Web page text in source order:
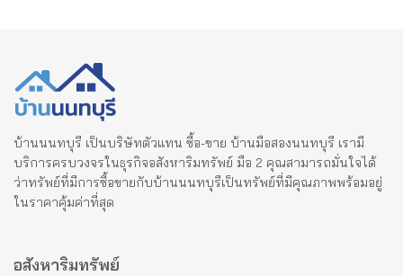
บ้านนนทบุรี เป็นบริษัทตัวแทน ซื้อ-ขาย บ้านมือสองนนทบุรี เรามี
บริการครบวงจรในธุรกิจอสังหาริมทรัพย์ มือ 2 คุณสามารถมั่นใจได้
ว่าทรัพย์ที่มีการซื้อขายกับบ้านนนทบุรีเป็นทรัพย์ที่มีคุณภาพพร้อมอยู่
ในราคาคุ้มค่าที่สุด
อสังหาริมทรัพย์